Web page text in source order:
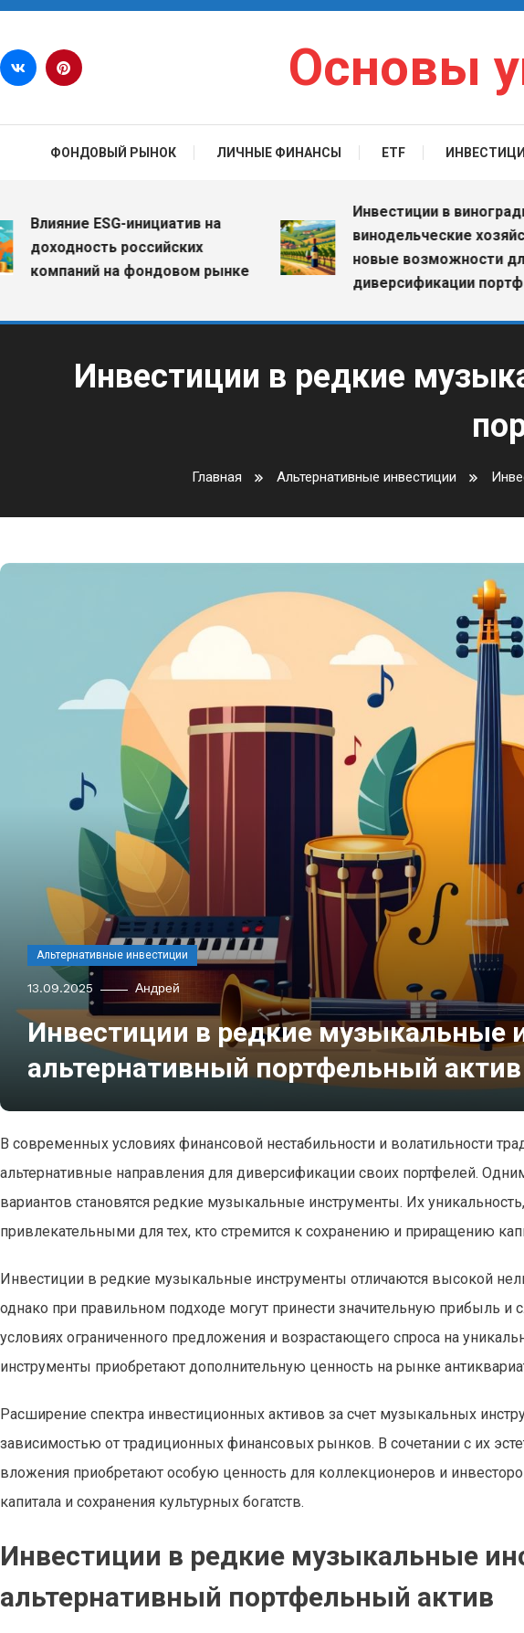
Перейти к содержимому
Основы
ФОНДОВЫЙ РЫНОК ЛИЧНЫЕ ФИНАНСЫ ETF
ESG-инициатив на
российских
на фондовом рынке
Инвестиции в виноградники
винодельческие хозяйства:
новые возможности для
диверсификации портфеля
Инвестиции в редкие
Главная Альтернативные инвестиции
Альтернативные инвестиции
13.09.2025 Андрей
Инвестиции в редкие музыкальные
альтернативный портфельный актив
В современных условиях финансовой нестабильности и волатильности
альтернативные направления для диверсификации своих портфелей.
вариантов становятся редкие музыкальные инструменты. Их
привлекательными для тех, кто стремится к сохранению и приращению
Инвестиции в редкие музыкальные инструменты отличаются высокой
однако при правильном подходе могут принести значительную прибыль
условиях ограниченного предложения и возрастающего спроса на
инструменты приобретают дополнительную ценность на рынке
Расширение спектра инвестиционных активов за счет музыкальных
зависимостью от традиционных финансовых рынков. В сочетании с их
вложения приобретают особую ценность для коллекционеров и
капитала и сохранения культурных богатств.
Инвестиции в редкие музыкальные
альтернативный портфельный актив